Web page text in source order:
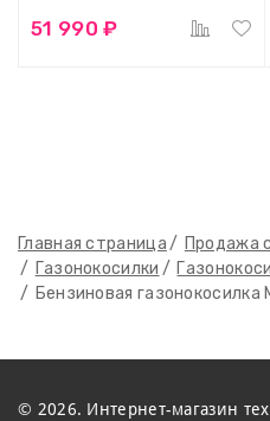
Главная страница
Продажа
Газонокосилки
Бензиновая газонокосилка
51 990 ₽
© 2026. Интернет-магазин